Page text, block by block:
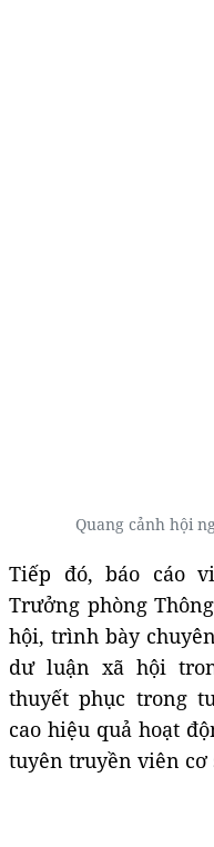
Quang cảnh hội
Tiếp đó, báo cáo
Trưởng phòng
hội, trình bày
dư luận xã hội
thuyết phục trong
cao hiệu quả hoạt
tuyên truyền viên cơ